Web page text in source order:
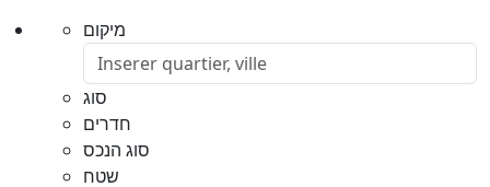
מיקום
סוג
חדרים
סוג הנכס
שטח